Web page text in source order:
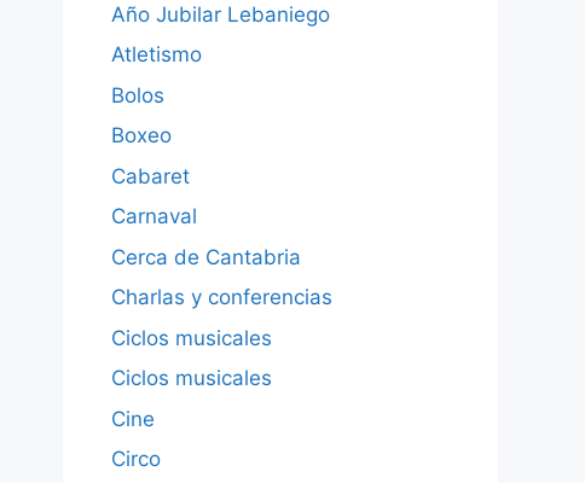
Año Jubilar Lebaniego
Atletismo
Bolos
Boxeo
Cabaret
Carnaval
Cerca de Cantabria
Charlas y conferencias
Ciclos musicales
Ciclos musicales
Cine
Circo